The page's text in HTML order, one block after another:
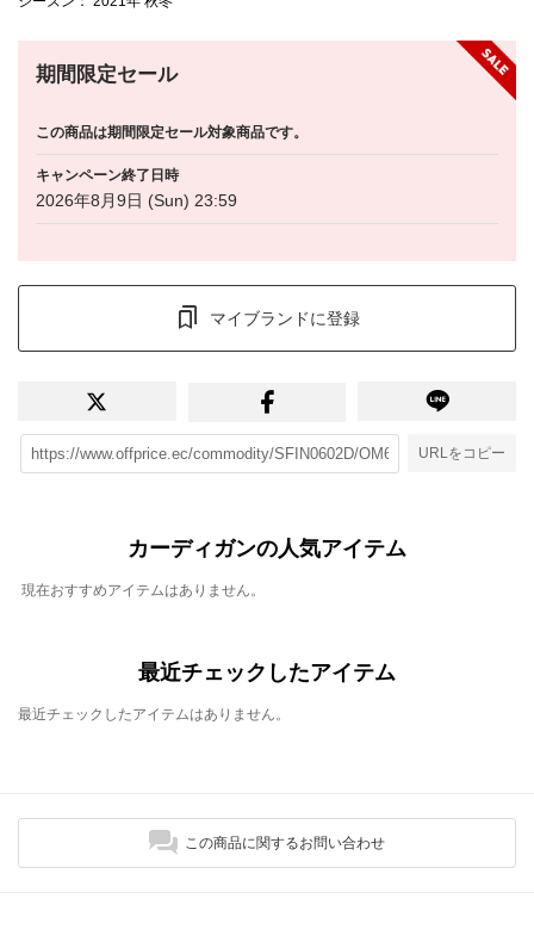
期間限定セール
この商品は期間限定セール対象商品です。
キャンペーン終了日時
2026年8月9日 (Sun) 23:59
マイブランドに登録
URLをコピー
カーディガンの人気アイテム
現在おすすめアイテムはありません。
最近チェックしたアイテム
最近チェックしたアイテムはありません。
この商品に関するお問い合わせ